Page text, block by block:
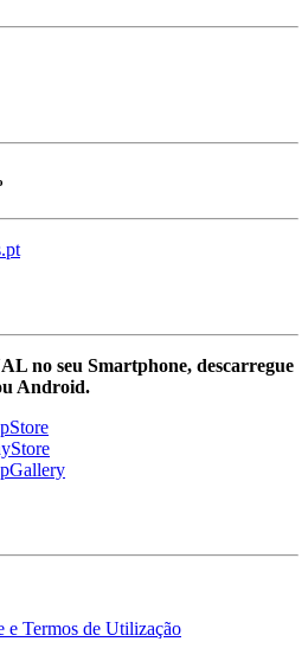
no seu Smartphone, descarregue
Android.
e Termos de Utilização